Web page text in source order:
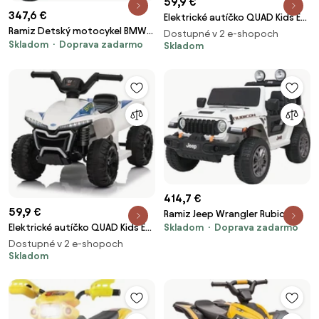
347,6 €
Ramiz Detský motocykel BMW
R18 čierny
Skladom Doprava zadarmo
Elektrické autíčko QUAD Kids E-
ATV biele
Dostupné v 2 e-shopoch
Skladom
59,9 €
Elektrické autíčko QUAD Kids E-
ATV biele
Dostupné v 2 e-shopoch
Skladom
414,7 €
Ramiz Jeep Wrangler Rubicon
LIFT elektrické autíčko pre deti
Skladom Doprava zadarmo